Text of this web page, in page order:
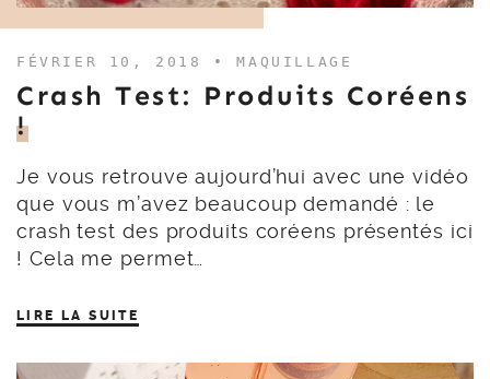
FÉVRIER 10, 2018 •MAQUILLAGE
Crash Test: Produits Coréens
!
Je vous retrouve aujourd’hui avec une vidéo
que vous m’avez beaucoup demandé : le
crash test des produits coréens présentés ici
! Cela me permet…
LIRE LA SUITE